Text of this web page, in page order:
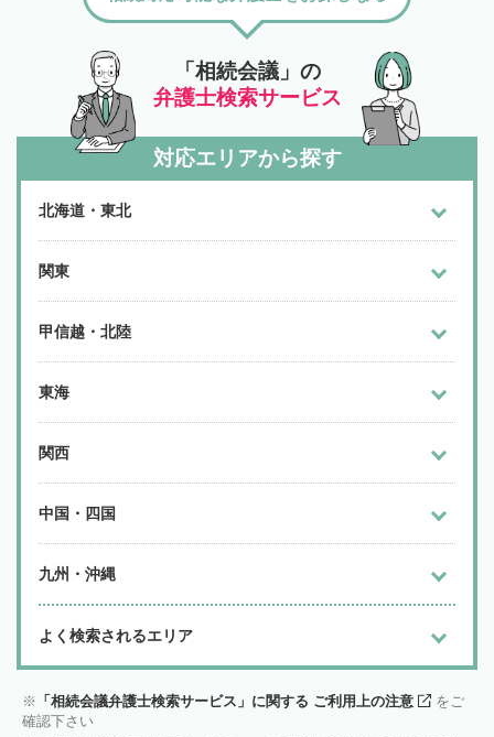
「相続会議」の
弁護士検索サービス
対応エリアから探す
北海道・東北
関東
甲信越・北陸
東海
関西
中国・四国
九州・沖縄
よく検索されるエリア
「相続会議弁護士検索サービス」に関する ご利用上の注意
をご
確認下さい